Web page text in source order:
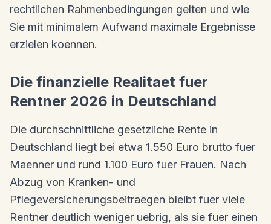
rechtlichen Rahmenbedingungen gelten und wie
Sie mit minimalem Aufwand maximale Ergebnisse
erzielen koennen.
Die finanzielle Realitaet fuer
Rentner 2026 in Deutschland
Die durchschnittliche gesetzliche Rente in
Deutschland liegt bei etwa 1.550 Euro brutto fuer
Maenner und rund 1.100 Euro fuer Frauen. Nach
Abzug von Kranken- und
Pflegeversicherungsbeitraegen bleibt fuer viele
Rentner deutlich weniger uebrig, als sie fuer einen